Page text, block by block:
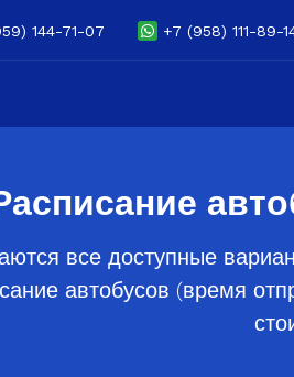
144-71-07 +7 (958) 111-89-
все доступные
автобусов (время